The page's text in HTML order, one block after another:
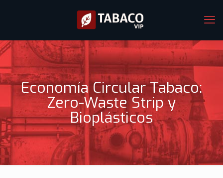
Economía Circular Tabaco:
Zero-Waste Strip y
Bioplásticos